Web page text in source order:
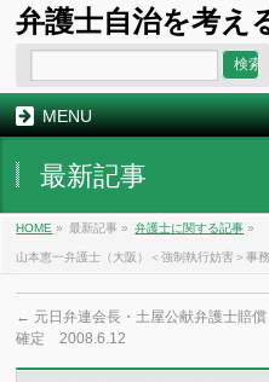
弁護士自治を考え
MENU
最新記事
HOME » 最新記事 » 弁護士に関する記事 »
山本恵一弁護士（大阪）＜強制執行妨害＞
← 元日弁連会長・土屋公献弁護士賠償
確定 2008.6.12